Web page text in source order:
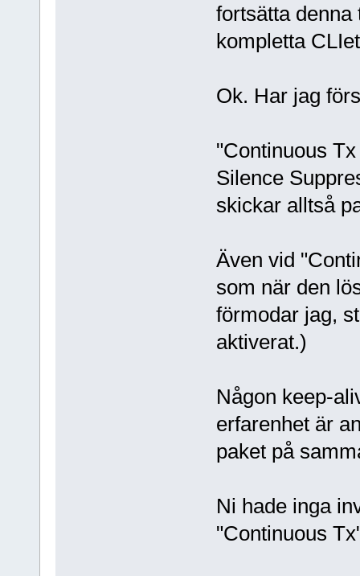
fortsätta denna
kompletta
Ok. Har jag
"Continuous
Silence
skickar alltså
Även vid
som när den
förmodar jag,
aktiverat.)
Någon keep-
erfarenhet är
paket på
Ni hade inga
"Continuous